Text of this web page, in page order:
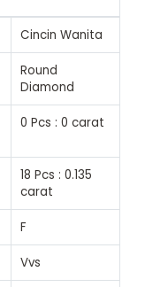
Cincin Wanita
Round
Diamond
0 Pcs : 0 carat
18 Pcs : 0.135
carat
F
Vvs